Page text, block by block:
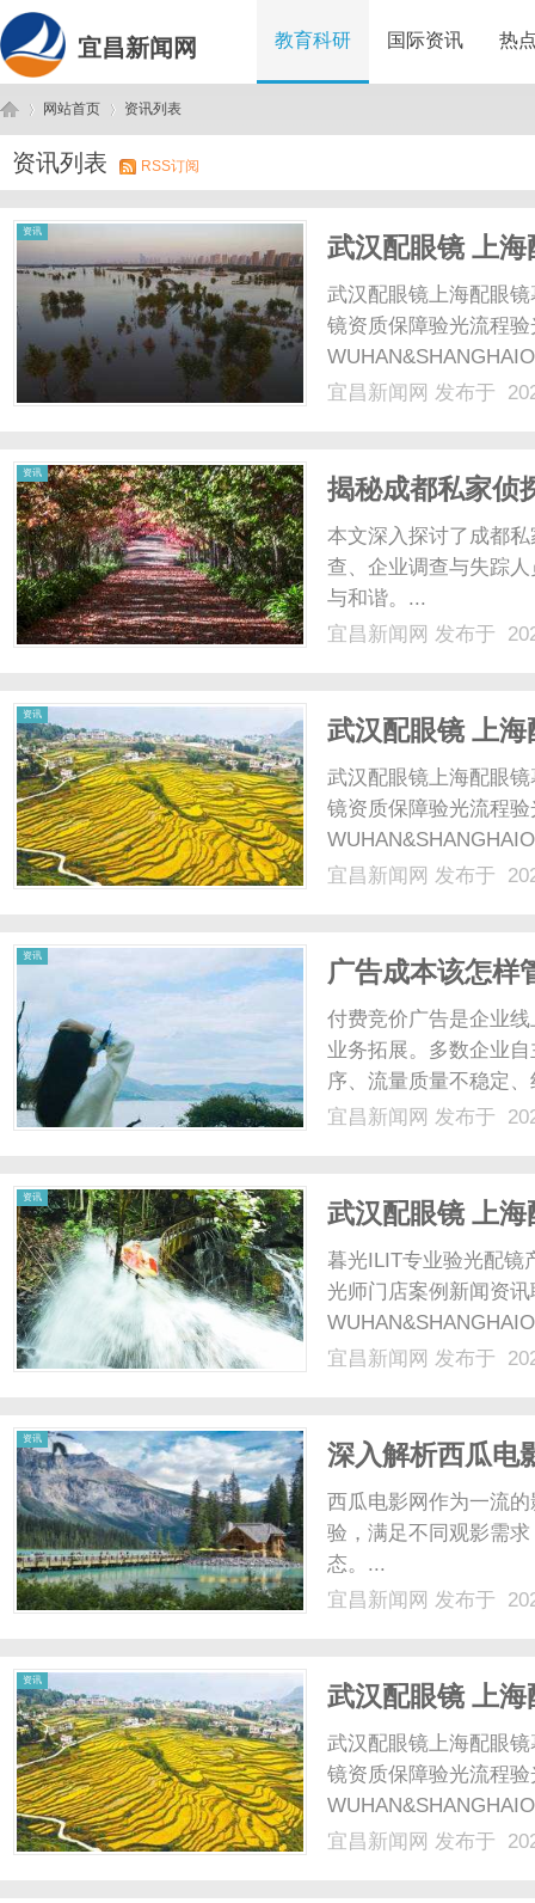
宜昌新闻网 教育科研 国际资讯 热
宜 ›
网站首页
›
资讯列表
资讯列表 RSS订阅
资讯
武汉配眼镜 上海
武汉配眼镜上海配眼
镜资质保障验光流程
配镜的写字楼眼镜店
宜昌新闻网 发布于
资讯
揭秘成都私家侦
本文深入探讨了成都
查、企业调查与失踪
与和谐。...
宜昌新闻网 发布于
资讯
武汉配眼镜 上海
武汉配眼镜上海配眼
镜资质保障验光流程
配镜的写字楼眼镜店
宜昌新闻网 发布于
资讯
广告成本该怎样
付费竞价广告是企业
业务拓展。多数企业
序、流量质量不稳定
咨询增量难以匹配投
宜昌新闻网 发布于
资讯
武汉配眼镜 上海
暮光ILIT专业验光配镜
光师门店案例新闻资
配镜的写字楼眼镜店
宜昌新闻网 发布于
资讯
深入解析西瓜电
展趋势
西瓜电影网作为一流
验，满足不同观影需
态。...
宜昌新闻网 发布于
资讯
武汉配眼镜 上海
武汉配眼镜上海配眼
镜资质保障验光流程
配镜的写字楼眼镜店
宜昌新闻网 发布于